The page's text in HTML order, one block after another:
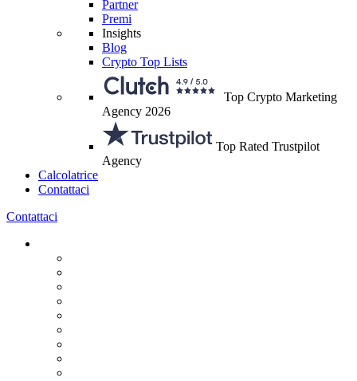
Partner
Premi
Insights
Blog
Crypto Top Lists
Top Crypto Marketing
Agency 2026
Top Rated Trustpilot
Agency
Calcolatrice
Contattaci
Contattaci